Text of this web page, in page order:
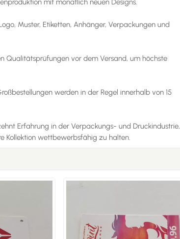
mit monatlich neuen Designs.
Muster, Etiketten, Anhänger, Verpackungen und
Qualitätsprüfungen vor dem Versand, um höchste
werden in der Regel innerhalb von 15
Erfahrung in der Verpackungs- und Druckindustrie,
Kollektion wettbewerbsfähig zu halten.